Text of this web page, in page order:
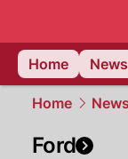
Home
News
Home News
Ford